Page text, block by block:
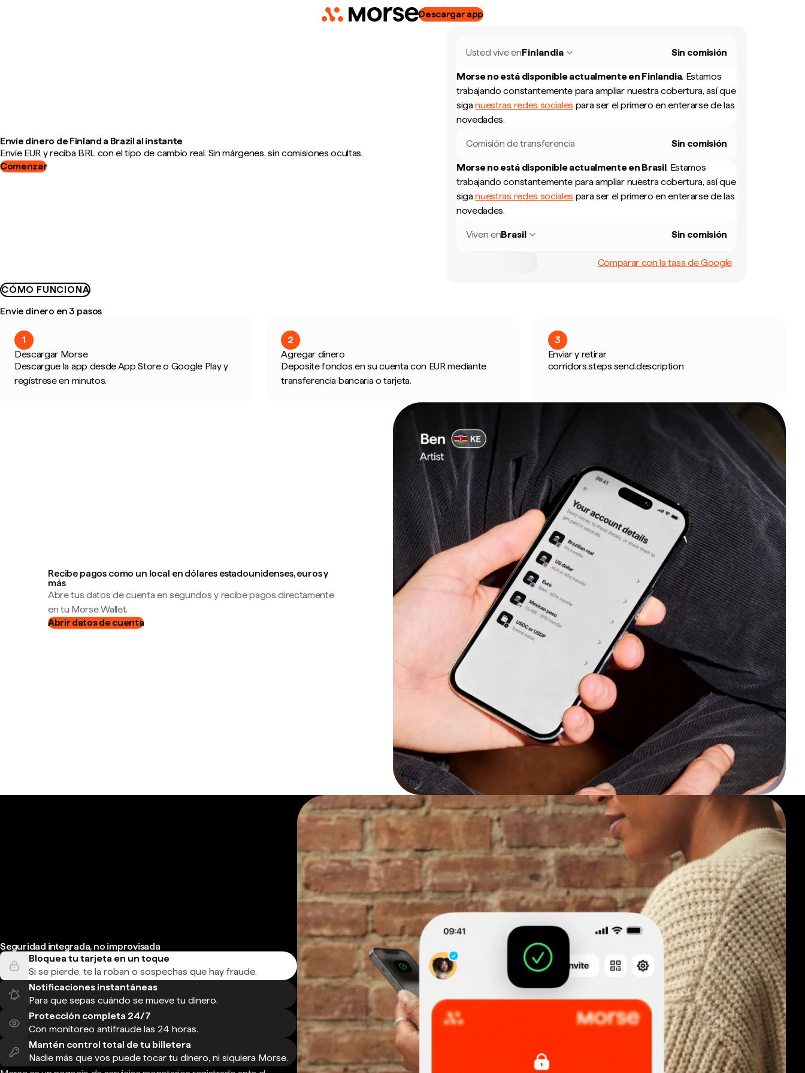
Descargar app
Envíe dinero de Finland a Brazil al instante
Envíe EUR y reciba BRL con el tipo de cambio real. Sin márgenes, sin comisiones ocultas.
Comenzar
Usted vive enFinlandia Sin comisión
Morse no está disponible actualmente en Finlandia. Estamos
trabajando constantemente para ampliar nuestra cobertura, así que
siganuestras redes sociales para ser el primero en enterarse de las
novedades.
Comisión de transferencia Sin comisión
Morse no está disponible actualmente en Brasil. Estamos
trabajando constantemente para ampliar nuestra cobertura, así que
siganuestras redes sociales para ser el primero en enterarse de las
novedades.
Viven enBrasil Sin comisión
Comparar con la tasa de Google
CÓMO FUNCIONA
Envíe dinero en 3 pasos
1
Descargar Morse
Descargue la app desde App Store o Google Play y
regístrese en minutos.
2
Agregar dinero
Deposite fondos en su cuenta con EUR mediante
transferencia bancaria o tarjeta.
3
Enviar y retirar
corridors.steps.send.description
Recibe pagos como un local en dólares estadounidenses, euros y
más
Abre tus datos de cuenta en segundos y recibe pagos directamente
en tu Morse Wallet.
Abrir datos de cuenta
Seguridad integrada, no improvisada
Bloquea tu tarjeta en un toque
Si se pierde, te la roban o sospechas que hay fraude.
Notificaciones instantáneas
Para que sepas cuándo se mueve tu dinero.
Protección completa 24/7
Con monitoreo antifraude las 24 horas.
Mantén control total de tu billetera
Nadie más que vos puede tocar tu dinero, ni siquiera Morse.